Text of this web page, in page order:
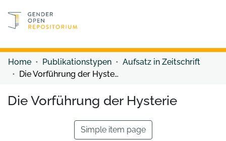
Discover content
Home Publikationstypen
Aufsatz in Zeitschrift
Die Vorführung der Hysterie
Die Vorführung der Hysterie
Simple item page